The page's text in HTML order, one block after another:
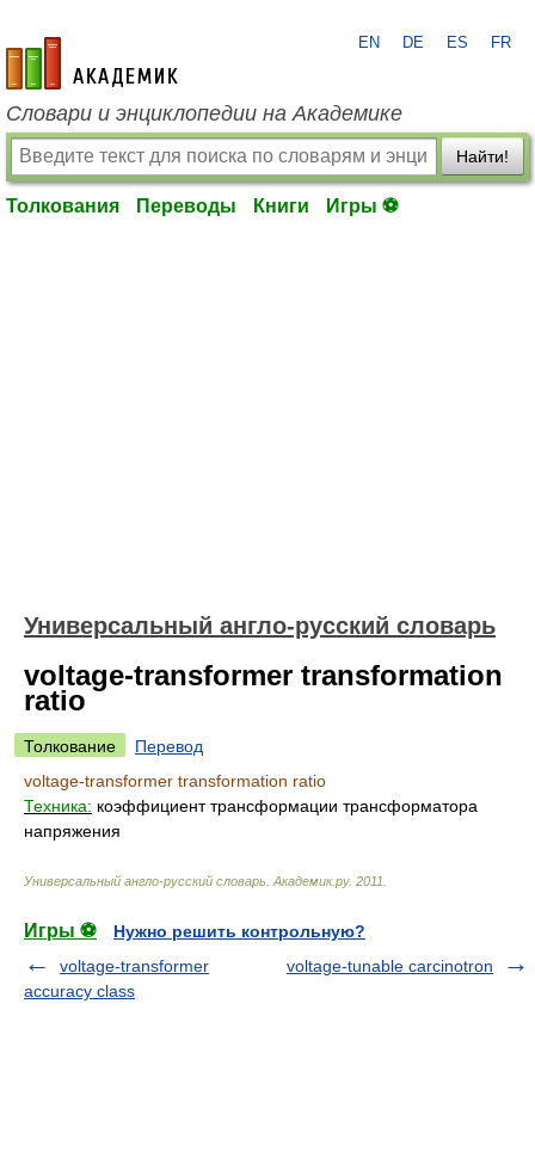
academic.ru
EN DE ES FR
Словари и энциклопедии на Академике
Найти!
Толкования Переводы Книги Игры ⚽
Универсальный англо-русский словарь
voltage-transformer transformation
ratio
Толкование
Перевод
voltage-transformer transformation ratio
Техника: коэффициент трансформации трансформатора
напряжения
Универсальный англо-русский словарь Академик.ру. 2011
Игры ⚽
Нужно решить контрольную?
voltage-transformer
accuracy class
voltage-tunable carcinotron